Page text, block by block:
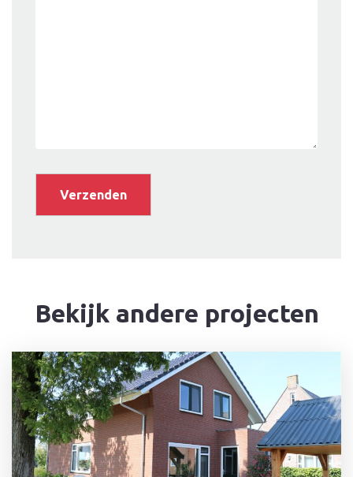
Bekijk andere projecten